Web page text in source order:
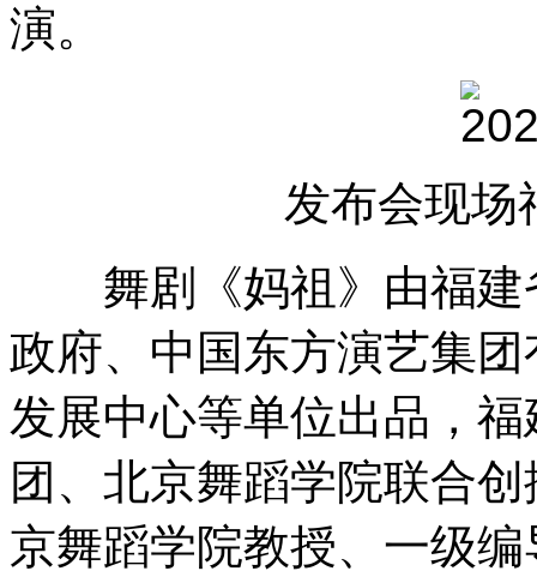
演。
发布会现场
舞剧《妈祖》由福建
政府、中国东方演艺集
发展中心等单位出品，
团、北京舞蹈学院联合
京舞蹈学院教授、一级